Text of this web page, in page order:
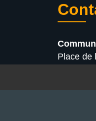
Place de
+33 4